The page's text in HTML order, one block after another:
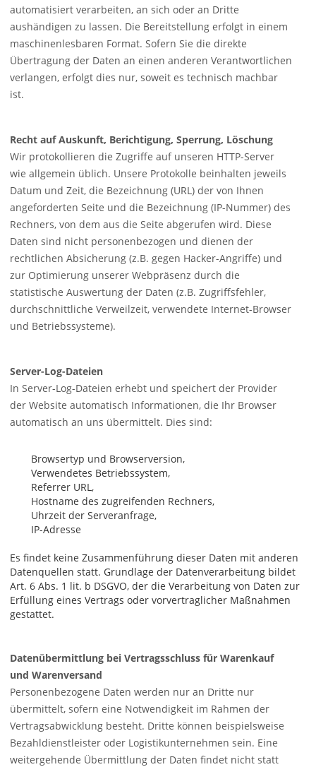
automatisiert verarbeiten, an sich oder an Dritte
aushändigen zu lassen. Die Bereitstellung erfolgt in einem
maschinenlesbaren Format. Sofern Sie die direkte
Übertragung der Daten an einen anderen Verantwortlichen
verlangen, erfolgt dies nur, soweit es technisch machbar
ist.
Recht auf Auskunft, Berichtigung, Sperrung, Löschung
Wir protokollieren die Zugriffe auf unseren HTTP-Server
wie allgemein üblich. Unsere Protokolle beinhalten jeweils
Datum und Zeit, die Bezeichnung (URL) der von Ihnen
angeforderten Seite und die Bezeichnung (IP-Nummer) des
Rechners, von dem aus die Seite abgerufen wird. Diese
Daten sind nicht personenbezogen und dienen der
rechtlichen Absicherung (z.B. gegen Hacker-Angriffe) und
zur Optimierung unserer Webpräsenz durch die
statistische Auswertung der Daten (z.B. Zugriffsfehler,
durchschnittliche Verweilzeit, verwendete Internet-Browser
und Betriebssysteme).
Server-Log-Dateien
In Server-Log-Dateien erhebt und speichert der Provider
der Website automatisch Informationen, die Ihr Browser
automatisch an uns übermittelt. Dies sind:
Browsertyp und Browserversion,
Verwendetes Betriebssystem,
Referrer URL,
Hostname des zugreifenden Rechners,
Uhrzeit der Serveranfrage,
IP-Adresse
Es findet keine Zusammenführung dieser Daten mit anderen
Datenquellen statt. Grundlage der Datenverarbeitung bildet
Art. 6 Abs. 1 lit. b DSGVO, der die Verarbeitung von Daten zur
Erfüllung eines Vertrags oder vorvertraglicher Maßnahmen
gestattet.
Datenübermittlung bei Vertragsschluss für Warenkauf
und Warenversand
Personenbezogene Daten werden nur an Dritte nur
übermittelt, sofern eine Notwendigkeit im Rahmen der
Vertragsabwicklung besteht. Dritte können beispielsweise
Bezahldienstleister oder Logistikunternehmen sein. Eine
weitergehende Übermittlung der Daten findet nicht statt